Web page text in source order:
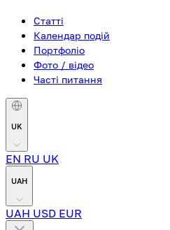
Статті
Календар подій
Портфоліо
Фото / відео
Часті питання
UK
EN RU UK
UAH
UAH USD EUR